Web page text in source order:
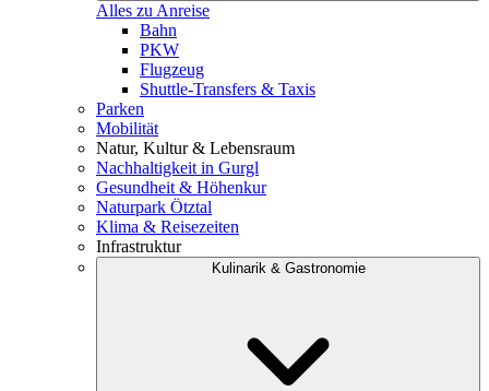
Alles zu Anreise
Bahn
PKW
Flugzeug
Shuttle-Transfers & Taxis
Parken
Mobilität
Natur, Kultur & Lebensraum
Nachhaltigkeit in Gurgl
Gesundheit & Höhenkur
Naturpark Ötztal
Klima & Reisezeiten
Infrastruktur
Kulinarik & Gastronomie